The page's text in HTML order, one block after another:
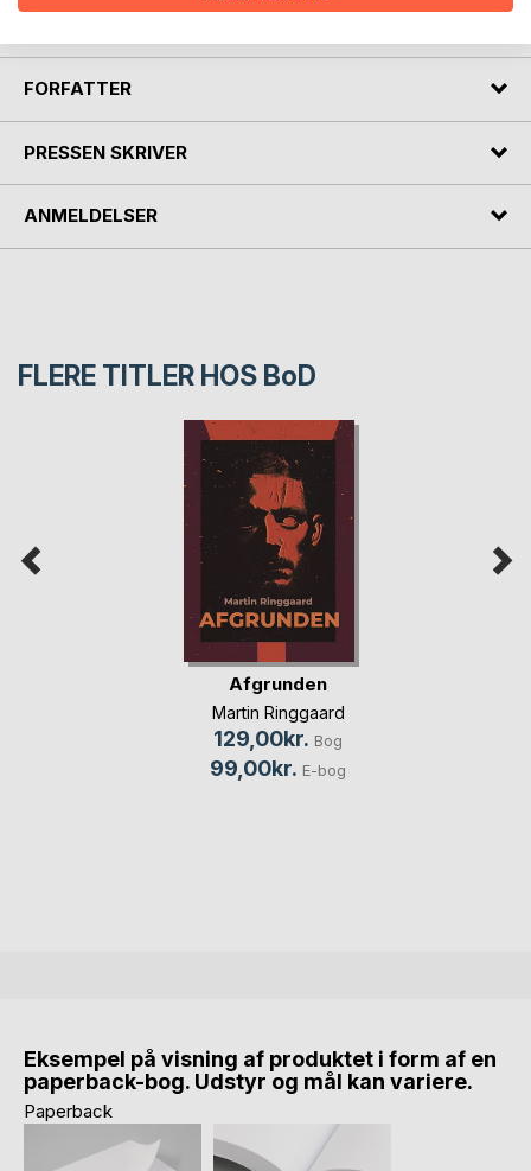
FORFATTER
PRESSEN SKRIVER
ANMELDELSER
FLERE TITLER HOS BoD
Afgrunden
Martin Ringgaard
129,00kr. Bog
99,00kr. E-bog
Eksempel på visning af produktet i form af en
paperback-bog. Udstyr og mål kan variere.
Paperback